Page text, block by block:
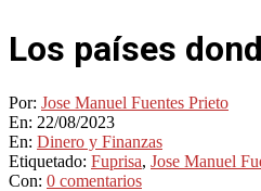
Los países
Por: Jose Manuel Fuentes Prieto
En: 22/08/2023
En: Dinero y Finanzas
Etiquetado: Fuprisa, Jose Manuel
Con: 0 comentarios